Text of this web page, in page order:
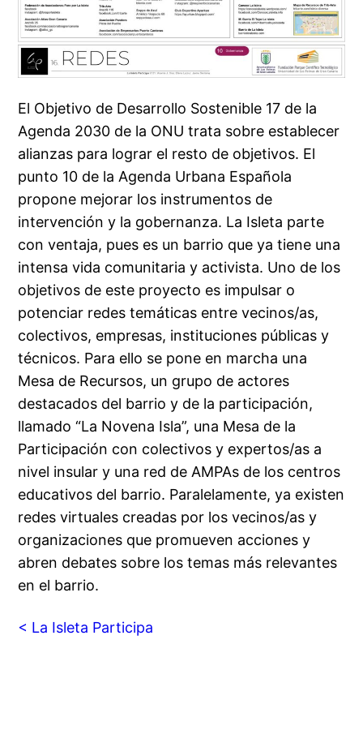
El Objetivo de Desarrollo Sostenible 17 de la
Agenda 2030 de la ONU trata sobre establecer
alianzas para lograr el resto de objetivos. El
punto 10 de la Agenda Urbana Española
propone mejorar los instrumentos de
intervención y la gobernanza. La Isleta parte
con ventaja, pues es un barrio que ya tiene una
intensa vida comunitaria y activista. Uno de los
objetivos de este proyecto es impulsar o
potenciar redes temáticas entre vecinos/as,
colectivos, empresas, instituciones públicas y
técnicos. Para ello se pone en marcha una
Mesa de Recursos, un grupo de actores
destacados del barrio y de la participación,
llamado “La Novena Isla”, una Mesa de la
Participación con colectivos y expertos/as a
nivel insular y una red de AMPAs de los centros
educativos del barrio. Paralelamente, ya existen
redes virtuales creadas por los vecinos/as y
organizaciones que promueven acciones y
abren debates sobre los temas más relevantes
en el barrio.
< La Isleta Participa